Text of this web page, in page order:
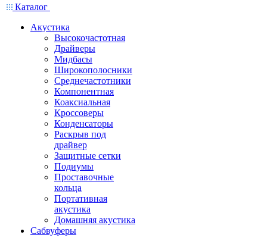
Каталог
Акустика
Высокочастотная
Драйверы
Мидбасы
Широкополосники
Среднечастотники
Компонентная
Коаксиальная
Кроссоверы
Конденсаторы
Раскрыв под
драйвер
Защитные сетки
Подиумы
Проставочные
кольца
Портативная
акустика
Домашняя акустика
Сабвуферы